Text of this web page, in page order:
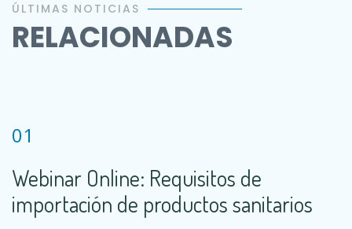
ÚLTIMAS NOTICIAS
RELACIONADAS
01
Webinar Online: Requisitos de
importación de productos sanitarios